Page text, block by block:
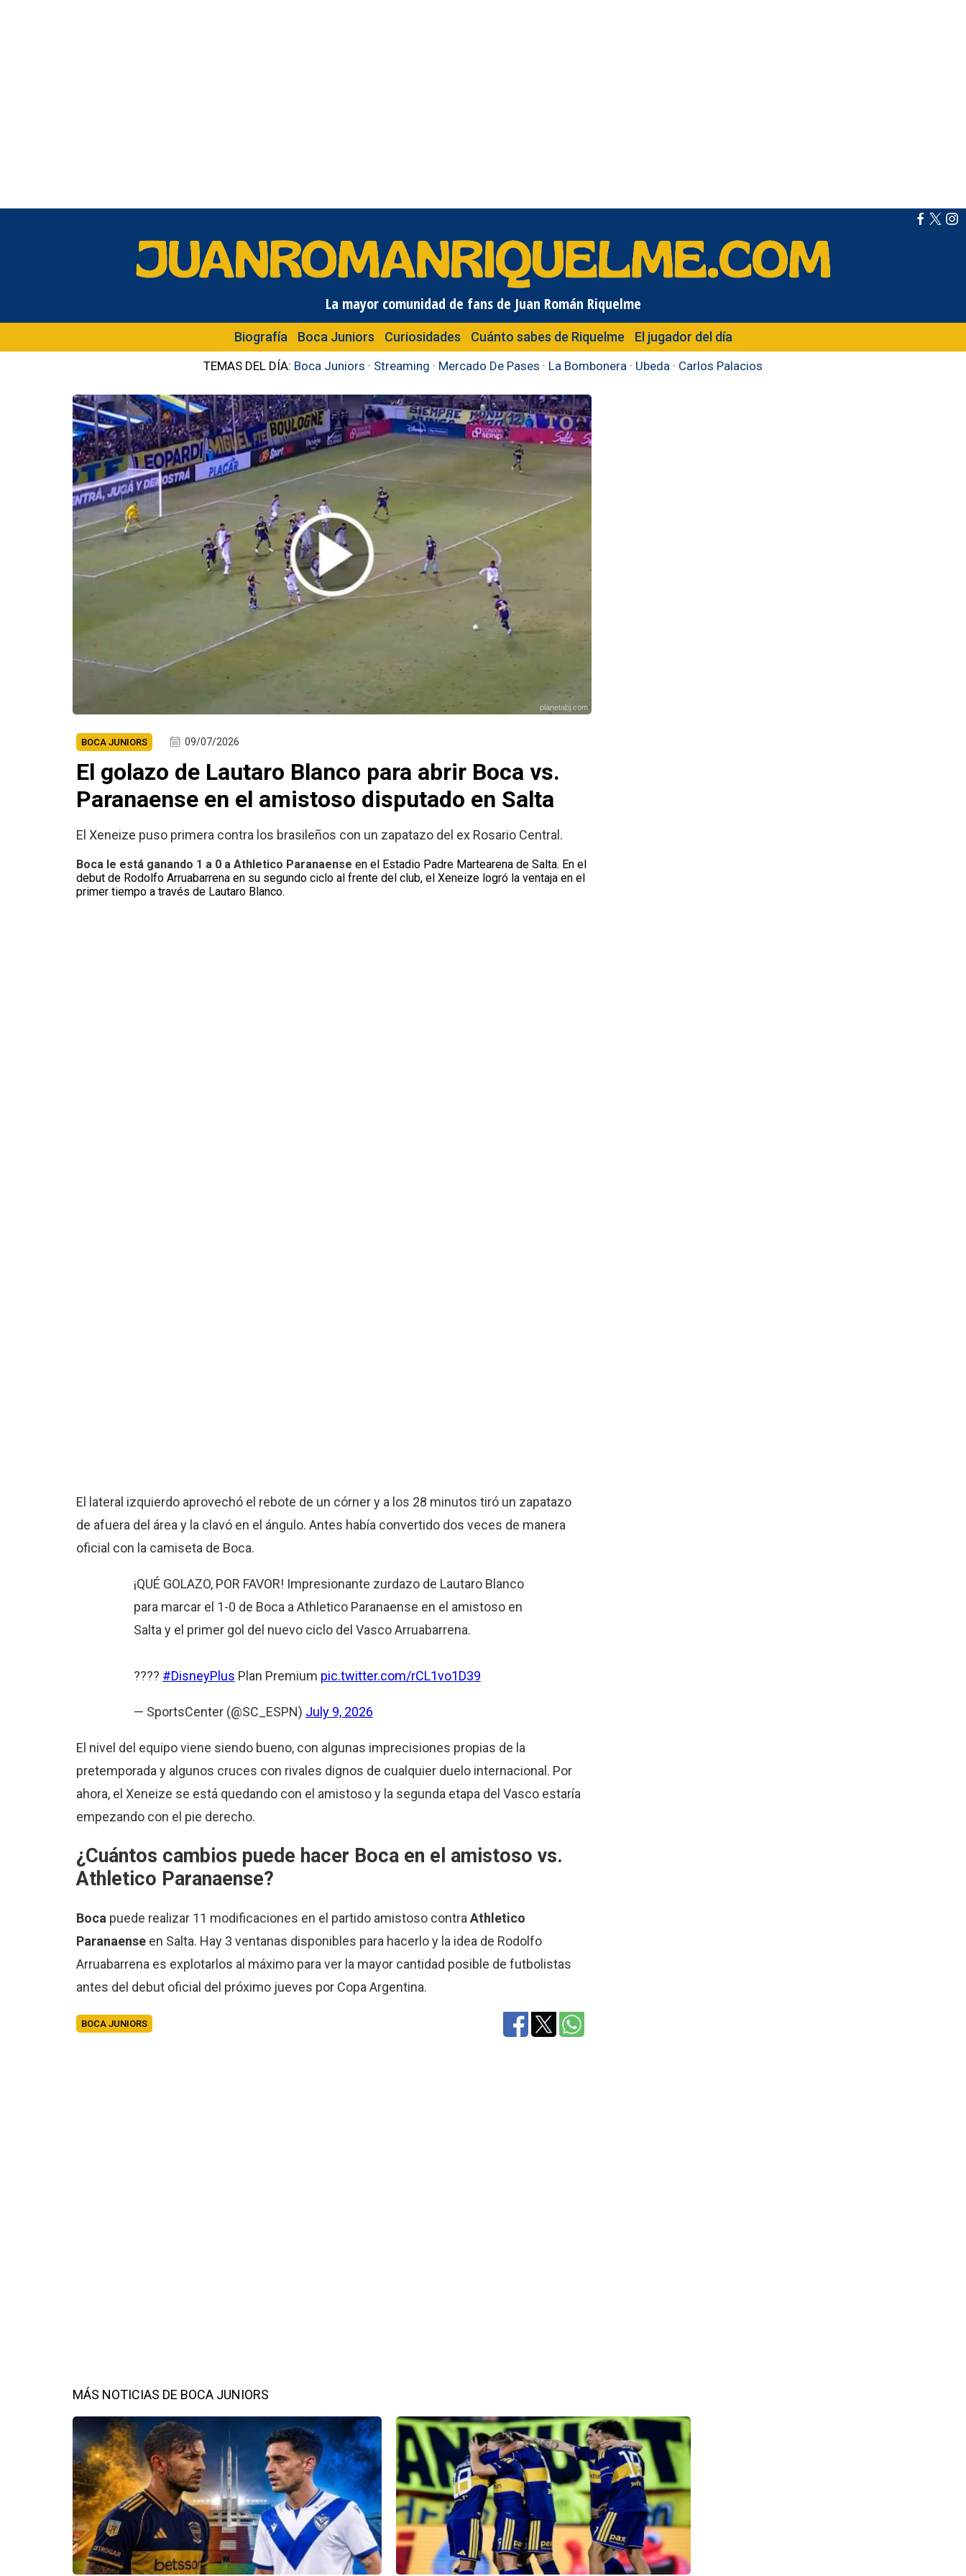
La mayor comunidad de fans de Juan Román Riquelme
Biografía Boca Juniors Curiosidades Cuánto sabes de Riquelme El jugador del día
TEMAS DEL DÍA: Boca Juniors · Streaming · Mercado De Pases · La Bombonera · Ubeda · Carlos Palacios
planetabj.com
BOCA JUNIORS 09/07/2026
El golazo de Lautaro Blanco para abrir Boca vs.
Paranaense en el amistoso disputado en Salta
El Xeneize puso primera contra los brasileños con un zapatazo del ex Rosario Central.
Boca le está ganando 1 a 0 a Athletico Paranaense en el Estadio Padre Martearena de Salta. En el
debut de Rodolfo Arruabarrena en su segundo ciclo al frente del club, el Xeneize logró la ventaja en el
primer tiempo a través de Lautaro Blanco.
El lateral izquierdo aprovechó el rebote de un córner y a los 28 minutos tiró un zapatazo
de afuera del área y la clavó en el ángulo. Antes había convertido dos veces de manera
oficial con la camiseta de Boca.
¡QUÉ GOLAZO, POR FAVOR! Impresionante zurdazo de Lautaro Blanco
para marcar el 1-0 de Boca a Athletico Paranaense en el amistoso en
Salta y el primer gol del nuevo ciclo del Vasco Arruabarrena.
???? #DisneyPlus Plan Premium pic.twitter.com/rCL1vo1D39
— SportsCenter (@SC_ESPN) July 9, 2026
El nivel del equipo viene siendo bueno, con algunas imprecisiones propias de la
pretemporada y algunos cruces con rivales dignos de cualquier duelo internacional. Por
ahora, el Xeneize se está quedando con el amistoso y la segunda etapa del Vasco estaría
empezando con el pie derecho.
¿Cuántos cambios puede hacer Boca en el amistoso vs.
Athletico Paranaense?
Boca puede realizar 11 modificaciones en el partido amistoso contra Athletico
Paranaense en Salta. Hay 3 ventanas disponibles para hacerlo y la idea de Rodolfo
Arruabarrena es explotarlos al máximo para ver la mayor cantidad posible de futbolistas
antes del debut oficial del próximo jueves por Copa Argentina.
BOCA JUNIORS
MÁS NOTICIAS DE BOCA JUNIORS